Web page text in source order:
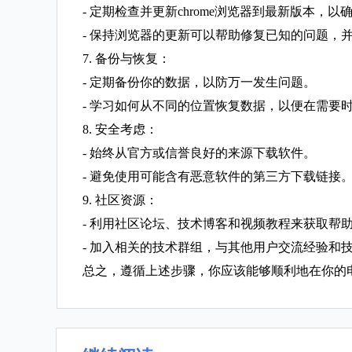
- 定期检查并更新chrome浏览器到最新版本，以
- 保持浏览器的更新可以帮助修复已知的问题，
7. 备份与恢复：
- 定期备份你的数据，以防万一发生问题。
- 学习如何从不同的位置恢复数据，以便在需要
8. 安全考虑：
- 始终从官方或信誉良好的来源下载软件。
- 避免使用可能含有恶意软件的第三方下载链接
9. 社区资源：
- 利用社区论坛、技术博客和视频教程来获取帮
- 加入相关的技术群组，与其他用户交流经验和
总之，遵循上述步骤，你应该能够顺利地在你